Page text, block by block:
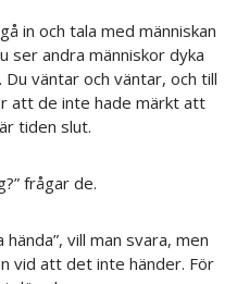
in och tala med människan
ser andra människor dyka
väntar och väntar, och till
att de inte hade märkt att
tiden slut.
frågar de.
vill man svara, men
vid att det inte händer. För